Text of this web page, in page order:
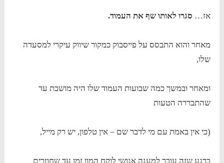
אז… סגרו לאותו שף את העמוד.
מאחר והוא התבסס על פייסבוק כמקור שיווק עיקרי למסעדה
שלו,
ומאחר ובמשך כמה שבועות העמוד שלו היה מושבת עד
שהתבררה הטעות
(כי אין באמת עם מי לדבר שם – אין טלפון, יש רק מייל,
ברגע שזה עובר למענה אנושי לוקח המון זמן עד שחוזרים